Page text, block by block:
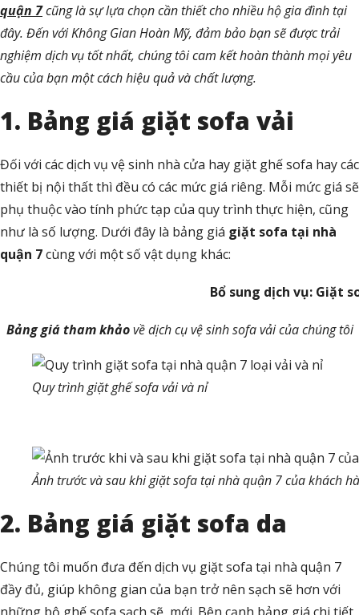
quận 7cũng là sự lựa chọn cần thiết cho nhiều hộ gia đình tại
đây. Đến với Không Gian Hoàn Mỹ, đảm bảo bạn sẽ được trải
nghiệm dịch vụ tốt nhất, chúng tôi cam kết hoàn thành mọi yêu
cầu của bạn một cách hiệu quả và chất lượng.
1. Bảng giá giặt sofa vải
Đối với các dịch vụ vệ sinh nhà cửa hay giặt ghế sofa hay các
thiết bị nội thất thì đều có các mức giá riêng. Mỗi mức giá sẽ
phụ thuộc vào tính phức tạp của quy trình thực hiện, cũng
như là số lượng. Dưới đây là bảng giá giặt sofa tại nhà
quận 7cùng với một số vật dụng khác:
Bổ sung dịch vụ: Giặt
Bảng giá tham khảovề dịch cụ vệ sinh sofa vải của chúng tôi
Quy trình giặt ghế sofa vải và nỉ
Ảnh trước và sau khi giặt sofa tại nhà quận 7 của khách
2. Bảng giá giặt sofa da
Chúng tôi muốn đưa đến dịch vụ giặt sofa tại nhà quận 7
đầy đủ, giúp không gian của bạn trở nên sạch sẽ hơn với
những bộ ghế sofa sạch sẽ, mới. Bên cạnh bảng giá chi tiết